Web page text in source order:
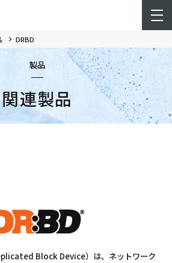
DRBD
製品
関連製品
Block Device）は、ネットワーク